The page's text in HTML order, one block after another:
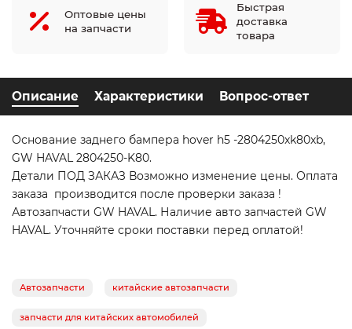
Оптовые цены
на запчасти
Быстрая
доставка
товара
Описание Характеристики Вопрос-ответ
Основание заднего бампера hover h5 -2804250xk80xb,
GW HAVAL 2804250-K80.
Детали ПОД ЗАКАЗ Возможно изменение цены. Оплата
заказа производится после проверки заказа !
Автозапчасти GW HAVAL. Наличие авто запчастей GW
HAVAL. Уточняйте сроки поставки перед оплатой!
Автозапчасти китайские автозапчасти
запчасти для китайских автомобилей